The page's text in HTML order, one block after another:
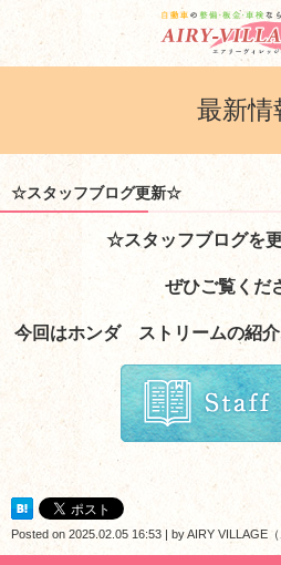
最新情
☆スタッフブログ更新☆
☆スタッフブログを
ぜひご覧くだ
今回はホンダ ストリームの紹
Posted on 2025.02.05 16:53 | byAIRY VILLAGE